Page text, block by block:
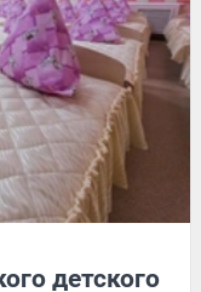
детского